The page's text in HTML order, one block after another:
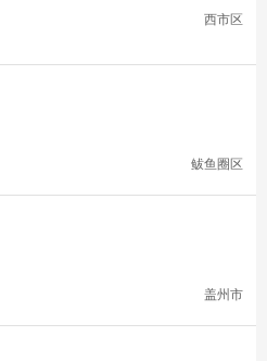
西市区
鲅鱼圈区
盖州市